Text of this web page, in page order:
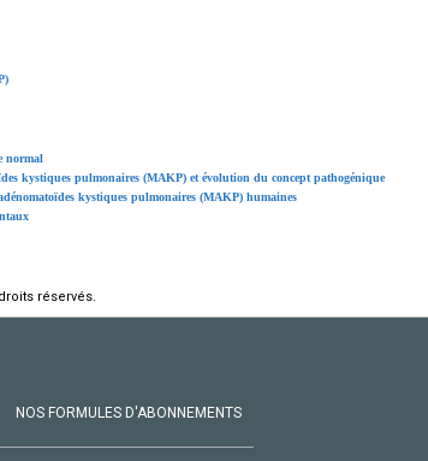
normal
kystiques pulmonaires (MAKP) et évolution du concept pathogénique
kystiques pulmonaires (MAKP) humaines
réservés.
NOS FORMULES D'ABONNEMENTS